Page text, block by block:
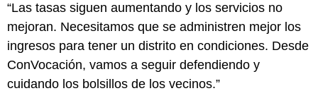
“Las tasas siguen aumentando y los servicios no
mejoran. Necesitamos que se administren mejor los
ingresos para tener un distrito en condiciones. Desde
ConVocación, vamos a seguir defendiendo y
cuidando los bolsillos de los vecinos.”